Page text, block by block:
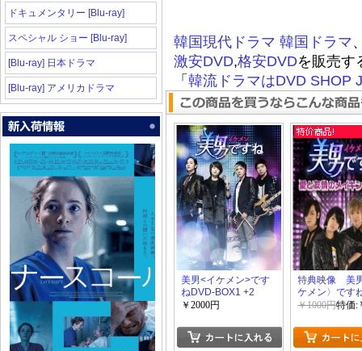
ドキュメンタリー [Blu-ray]
スペシャル ショー [Blu-ray]
[Blu-ray] 日本ドラマ
[Blu-ray] アメリカドラマ
韓国現代ドラマ 韓国ドラマ
激安DVD,格安DVDを販売す
「 韓流ドラマはDVD SHOP
美男<イケメン>です
ねDVD-BOX1 +2
￥2000円
特典映像 美
ケメン〉です
友情のメイキ
ね
￥1000円特価: